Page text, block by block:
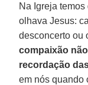
Na Igreja
olhava Jesus:
desconcerto ou
compaixão
recordação
em nós quando